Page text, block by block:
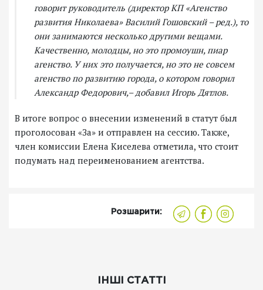
говорит руководитель (директор КП «Агенство
развития Николаева» Василий Гошовский – ред.), то
они занимаются несколько другими вещами.
Качественно, молодцы, но это промоушн, пиар
агенство. У них это получается, но это не совсем
агенство по развитию города, о котором говорил
Александр Федорович,– добавил Игорь Дятлов.
В итоге вопрос о внесении изменений в статут был
проголосован «За» и отправлен на сессию. Также,
член комиссии Елена Киселева отметила, что стоит
подумать над переименованием агентства.
Розшарити:
ІНШІ СТАТТІ